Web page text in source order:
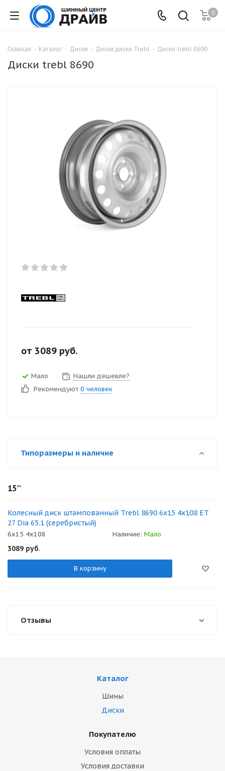
0
Главная - Каталог - Диски - Диски диски Trebl - Диски trebl 8690
Диски trebl 8690
от 3089 руб.
Мало
Нашли дешевле?
Рекомендуют 0 человек
Типоразмеры и наличие
15''
Колесный диск штампованный Trebl 8690 6x15 4x108 ET
27 Dia 65.1 (серебристый)
6x15 4x108 Наличие: Мало
3089 руб.
В корзину
Отзывы
Каталог
Шины
Диски
Покупателю
Условия оплаты
Условия доставки